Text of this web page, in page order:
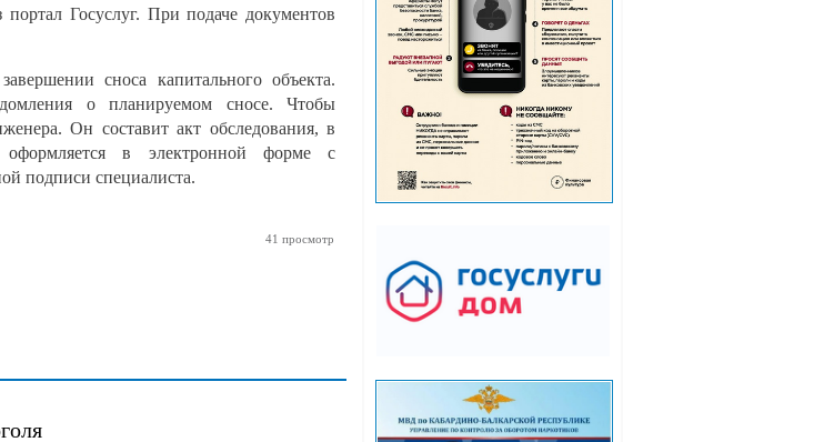
Госуслуг. При подаче документов
сноса капитального объекта.
о планируемом сносе. Чтобы
Он составит акт обследования, в
в электронной форме с
подписи специалиста.
41 просмотр